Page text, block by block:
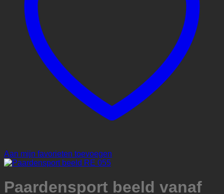
Aan mijn favorieten toevoegen
Paardensport beeld vanaf